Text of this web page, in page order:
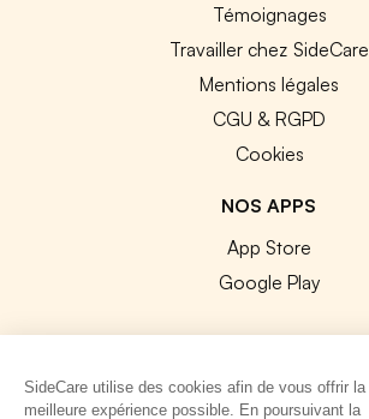
Témoignages
Travailler chez SideCare
Mentions légales
CGU & RGPD
Cookies
NOS APPS
App Store
Google Play
SideCare utilise des cookies afin de vous offrir la
meilleure expérience possible. En poursuivant la